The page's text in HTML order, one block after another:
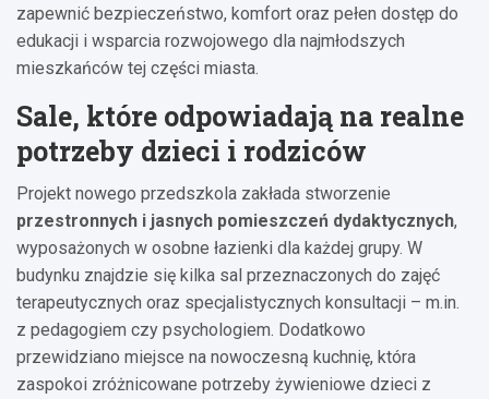
zapewnić bezpieczeństwo, komfort oraz pełen dostęp do
edukacji i wsparcia rozwojowego dla najmłodszych
mieszkańców tej części miasta.
Sale, które odpowiadają na realne
potrzeby dzieci i rodziców
Projekt nowego przedszkola zakłada stworzenie
przestronnych i jasnych pomieszczeń dydaktycznych,
wyposażonych w osobne łazienki dla każdej grupy. W
budynku znajdzie się kilka sal przeznaczonych do zajęć
terapeutycznych oraz specjalistycznych konsultacji – m.in.
z pedagogiem czy psychologiem. Dodatkowo
przewidziano miejsce na nowoczesną kuchnię, która
zaspokoi zróżnicowane potrzeby żywieniowe dzieci z